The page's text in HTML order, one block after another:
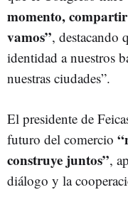
momento,
vamos”, destacando
identidad a nuestros
nuestras ciudades”.
El presidente de
futuro del comercio
construye juntos”,
diálogo y la